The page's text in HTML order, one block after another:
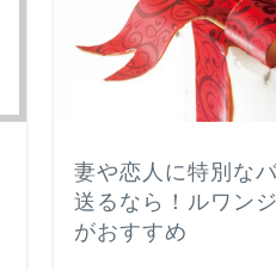
妻や恋人に特別な
送るなら！ルワン
がおすすめ